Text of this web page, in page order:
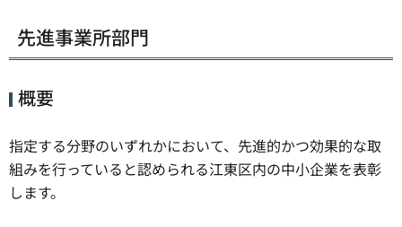
先進事業所部門
概要
指定する分野のいずれかにおいて、先進的かつ効果的な取
組みを行っていると認められる江東区内の中小企業を表彰
します。